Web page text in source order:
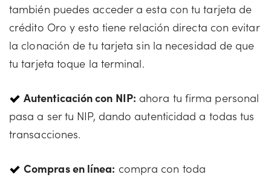
también puedes acceder a esta con tu tarjeta de
crédito Oro y esto tiene relación directa con evitar
la clonación de tu tarjeta sin la necesidad de que
tu tarjeta toque la terminal.
Autenticación con NIP: ahora tu firma personal
pasa a ser tu NIP, dando autenticidad a todas tus
transacciones.
Compras en línea: compra con toda